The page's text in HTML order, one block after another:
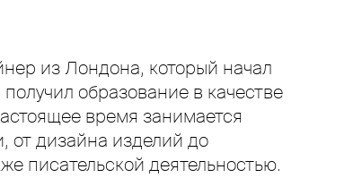
из Лондона, который начал
образование в качестве
время занимается
от дизайна изделий до
писательской деятельностью.